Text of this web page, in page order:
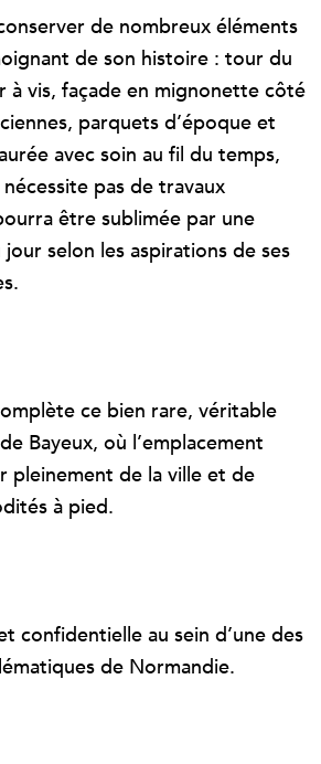
de nombreux éléments
de son histoire : tour du
à vis, façade en mignonette côté
parquets d’époque et
avec soin au fil du temps,
pas de travaux
être sublimée par une
selon les aspirations de ses
ce bien rare, véritable
Bayeux, où l’emplacement
pleinement de la ville et de
à pied.
confidentielle au sein d’une des
de Normandie.